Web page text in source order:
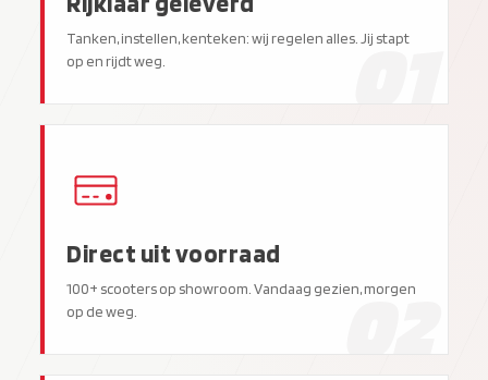
Tanken, instellen, kenteken: wij regelen alles. Jij stapt
op en rijdt weg.
01
Direct uit voorraad
100+ scooters op showroom. Vandaag gezien, morgen
op de weg.
02